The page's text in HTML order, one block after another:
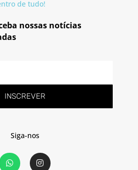
de tudo!
nossas notícias
INSCREVER
Siga-nos
W
h
I
n